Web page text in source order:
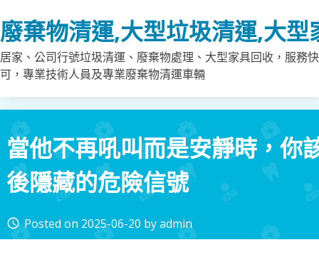
to
content
廢棄物清運,大型垃圾清運,大
居家、公司行號垃圾清運、廢棄物處理、大型家具回收，服務
可，專業技術人員及專業廢棄物清運車輛
當他不再吼叫而是安靜時，你
後隱藏的危險信號
access_time Posted on 2025-06-20 byadmin